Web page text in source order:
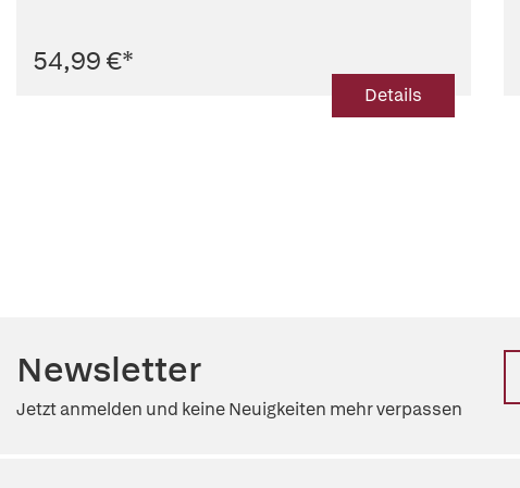
54,99 €*
Details
Newsletter
Jetzt anmelden und keine Neuigkeiten mehr verpassen